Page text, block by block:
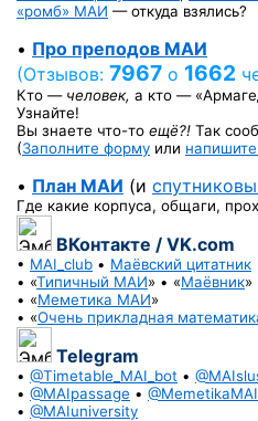
«ромб» МАИ — откуда взялись?
• Про преподов МАИ
(Отзывов: 7967 о 1662
Кто — человек, а кто —
Узнайте!
Вы знаете что-то ещё?! Так
(Заполните форму или
• План МАИ (и
Где какие корпуса, общаги,
ВКонтакте / VK.com
• MAI_club • Маёвский цитатник
• «Типичный МАИ» • «Маёвник»
• «Меметика МАИ»
• «Очень прикладная
Telegram
• @Timetable_MAI_bot •
• @MAIpassage • @MemetikaMAI
• @MAIuniversity